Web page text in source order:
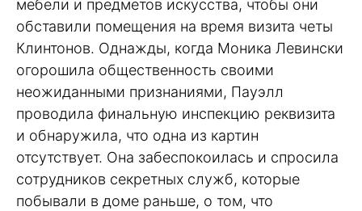
мебели и предметов искусства, чтобы они
обставили помещения на время визита четы
Клинтонов. Однажды, когда Моника Левински
огорошила общественность своими
неожиданными признаниями, Пауэлл
проводила финальную инспекцию реквизита
и обнаружила, что одна из картин
отсутствует. Она забеспокоилась и спросила
сотрудников секретных служб, которые
побывали в доме раньше, о том, что